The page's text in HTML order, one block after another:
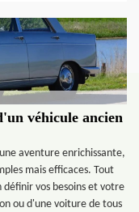
véhicule ancien
aventure enrichissante,
mais efficaces. Tout
vos besoins et votre
ou d'une voiture de tous